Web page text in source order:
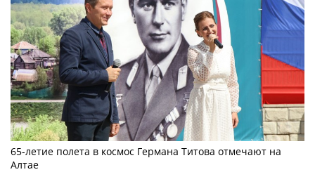
65-летие полета в космос Германа Титова отмечают на
Алтае